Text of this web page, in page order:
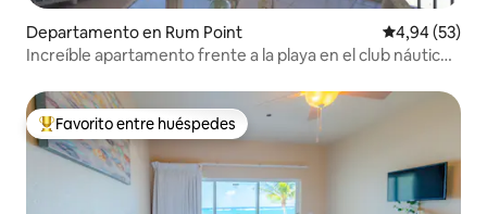
Departamento en Rum Point Calificación
4,94 (53)
Increíble apartamento frente a la playa en el club náutico
Favorito entre los huéspedes más destacados
Favorito entre huéspedes